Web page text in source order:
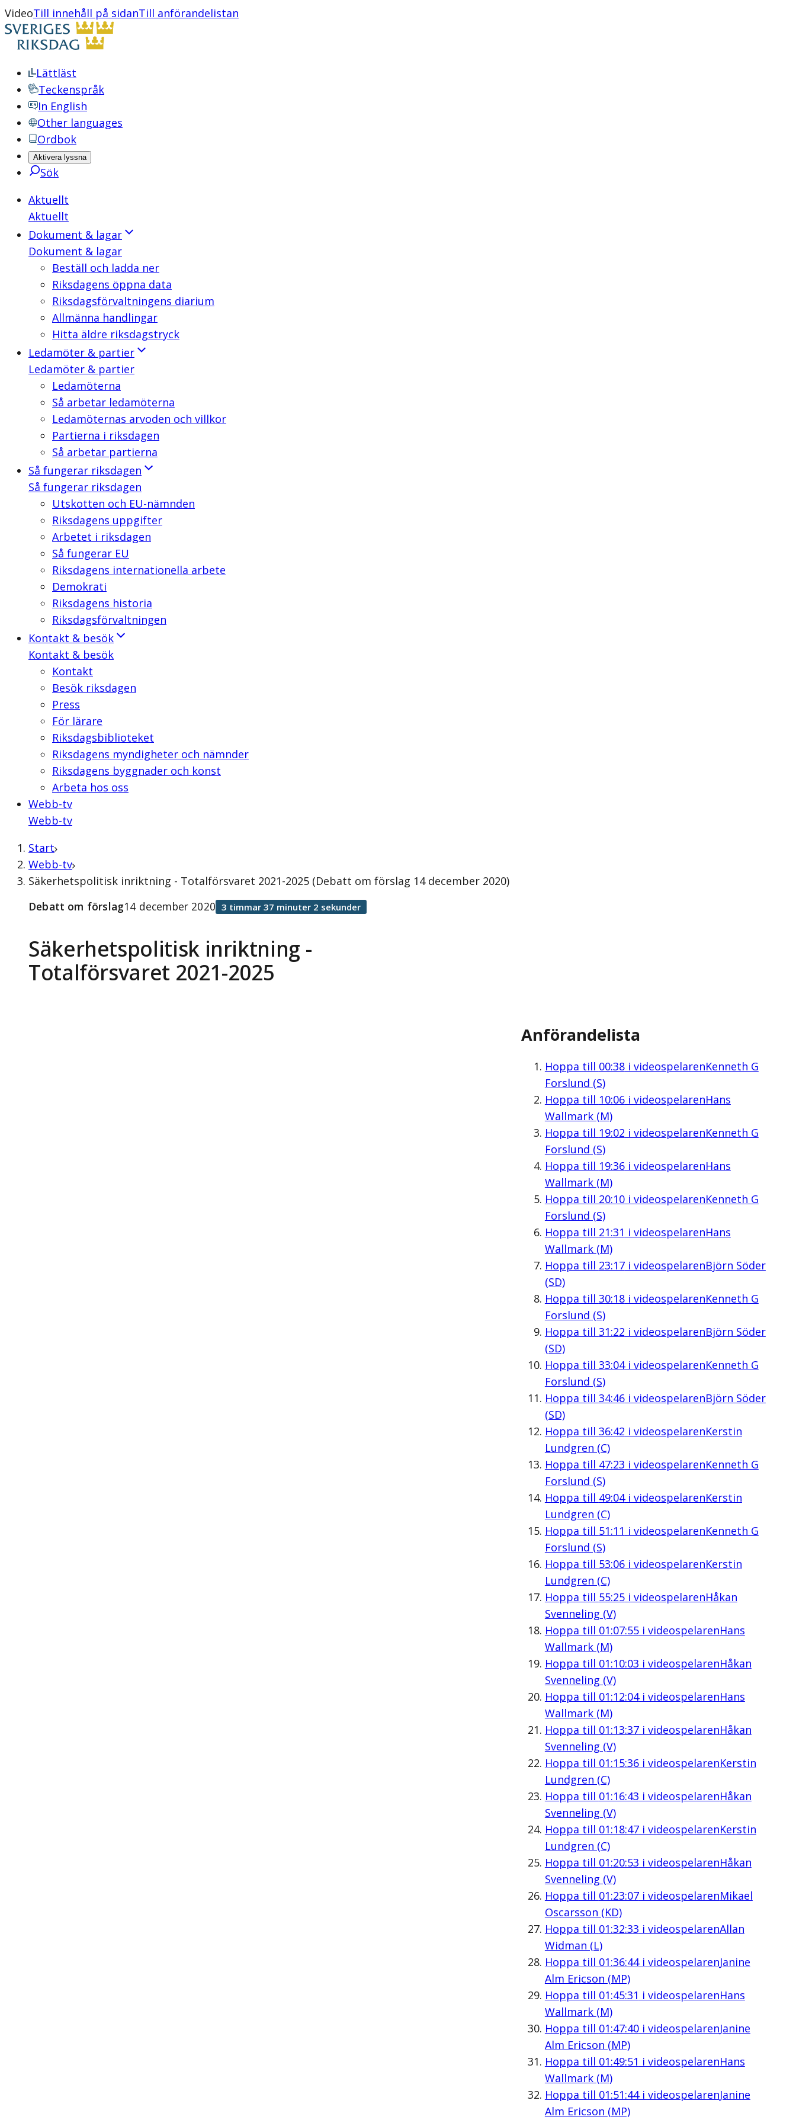
VideoTill innehåll på sidanTill anförandelistan
Lättläst
Teckenspråk
In English
Other languages
Ordbok
Aktivera lyssna
Sök
Aktuellt
Aktuellt
Dokument & lagar
Dokument & lagar
Beställ och ladda ner
Riksdagens öppna data
Riksdagsförvaltningens diarium
Allmänna handlingar
Hitta äldre riksdagstryck
Ledamöter & partier
Ledamöter & partier
Ledamöterna
Så arbetar ledamöterna
Ledamöternas arvoden och villkor
Partierna i riksdagen
Så arbetar partierna
Så fungerar riksdagen
Så fungerar riksdagen
Utskotten och EU-nämnden
Riksdagens uppgifter
Arbetet i riksdagen
Så fungerar EU
Riksdagens internationella arbete
Demokrati
Riksdagens historia
Riksdagsförvaltningen
Kontakt & besök
Kontakt & besök
Kontakt
Besök riksdagen
Press
För lärare
Riksdagsbiblioteket
Riksdagens myndigheter och nämnder
Riksdagens byggnader och konst
Arbeta hos oss
Webb-tv
Webb-tv
Start
Webb-tv
Säkerhetspolitisk inriktning - Totalförsvaret 2021-2025 (Debatt om förslag 14 december 2020)
Säkerhetspolitisk inriktning -
Totalförsvaret 2021-2025
Debatt om förslag14 december 2020 3 timmar 37 minuter 2 sekunder
Anförandelista
Hoppa till 00:38i videospelarenKenneth G
Forslund (S)
Hoppa till 10:06i videospelarenHans
Wallmark (M)
Hoppa till 19:02 i videospelarenKenneth G
Forslund (S)
Hoppa till 19:36i videospelarenHans
Wallmark (M)
Hoppa till 20:10i videospelarenKenneth G
Forslund (S)
Hoppa till 21:31 i videospelarenHans
Wallmark (M)
Hoppa till 23:17i videospelarenBjörn Söder
(SD)
Hoppa till 30:18i videospelarenKenneth G
Forslund (S)
Hoppa till 31:22 i videospelarenBjörn Söder
(SD)
Hoppa till 33:04i videospelarenKenneth G
Forslund (S)
Hoppa till 34:46i videospelarenBjörn Söder
(SD)
Hoppa till 36:42 i videospelarenKerstin
Lundgren (C)
Hoppa till 47:23 i videospelarenKenneth G
Forslund (S)
Hoppa till 49:04i videospelarenKerstin
Lundgren (C)
Hoppa till 51:11 i videospelarenKenneth G
Forslund (S)
Hoppa till 53:06i videospelarenKerstin
Lundgren (C)
Hoppa till 55:25i videospelarenHåkan
Svenneling (V)
Hoppa till 01:07:55i videospelarenHans
Wallmark (M)
Hoppa till 01:10:03 i videospelarenHåkan
Svenneling (V)
Hoppa till 01:12:04i videospelarenHans
Wallmark (M)
Hoppa till 01:13:37i videospelarenHåkan
Svenneling (V)
Hoppa till 01:15:36i videospelarenKerstin
Lundgren (C)
Hoppa till 01:16:43 i videospelarenHåkan
Svenneling (V)
Hoppa till 01:18:47i videospelarenKerstin
Lundgren (C)
Hoppa till 01:20:53 i videospelarenHåkan
Svenneling (V)
Hoppa till 01:23:07i videospelarenMikael
Oscarsson (KD)
Hoppa till 01:32:33 i videospelarenAllan
Widman (L)
Hoppa till 01:36:44i videospelarenJanine
Alm Ericson (MP)
Hoppa till 01:45:31 i videospelarenHans
Wallmark (M)
Hoppa till 01:47:40i videospelarenJanine
Alm Ericson (MP)
Hoppa till 01:49:51 i videospelarenHans
Wallmark (M)
Hoppa till 01:51:44i videospelarenJanine
Alm Ericson (MP)